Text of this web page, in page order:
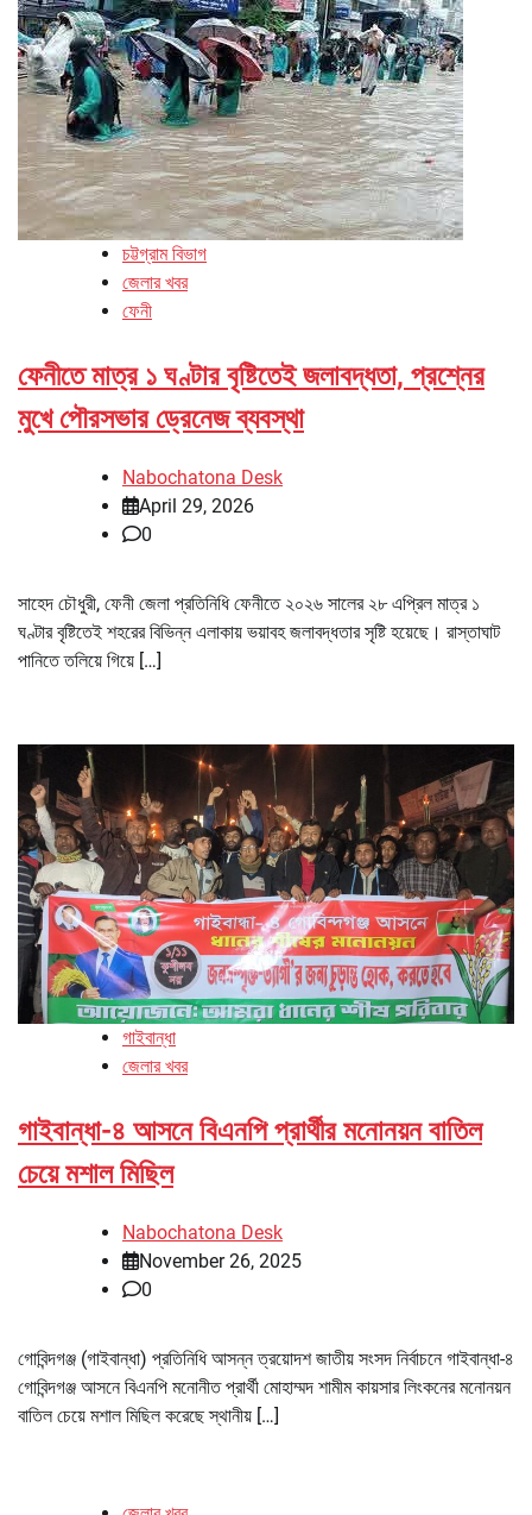
চট্টগ্রাম বিভাগ
জেলার খবর
ফেনী
ফেনীতে মাত্র ১ ঘণ্টার বৃষ্টিতেই জলাবদ্ধতা, প্রশ্নের
মুখে পৌরসভার ড্রেনেজ ব্যবস্থা
Nabochatona Desk
April 29, 2026
0
সাহেদ চৌধুরী, ফেনী জেলা প্রতিনিধি ফেনীতে ২০২৬ সালের ২৮ এপ্রিল মাত্র ১
ঘণ্টার বৃষ্টিতেই শহরের বিভিন্ন এলাকায় ভয়াবহ জলাবদ্ধতার সৃষ্টি হয়েছে। রাস্তাঘাট
পানিতে তলিয়ে গিয়ে […]
গাইবান্ধা
জেলার খবর
গাইবান্ধা-৪ আসনে বিএনপি প্রার্থীর মনোনয়ন বাতিল
চেয়ে মশাল মিছিল
Nabochatona Desk
November 26, 2025
0
গোবিন্দগঞ্জ (গাইবান্ধা) প্রতিনিধি আসন্ন ত্রয়োদশ জাতীয় সংসদ নির্বাচনে গাইবান্ধা-৪
গোবিন্দগঞ্জ আসনে বিএনপি মনোনীত প্রার্থী মোহাম্মদ শামীম কায়সার লিংকনের মনোনয়ন
বাতিল চেয়ে মশাল মিছিল করেছে স্থানীয় […]